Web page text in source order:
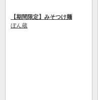
【期間限定】みそつけ麺
ぼん蔵